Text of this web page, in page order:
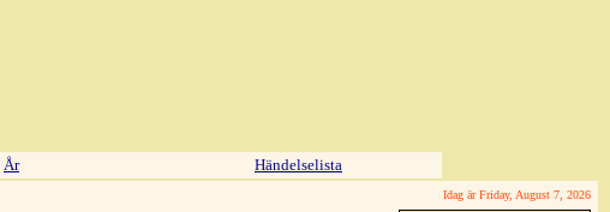
År Händelselista
Idag är Friday, August 7, 2026